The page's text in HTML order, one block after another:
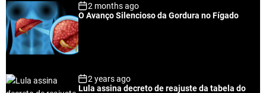
2 months ago
O Avanço Silencioso da Gordura no Fígado
2 years ago
Lula assina decreto de reajuste da tabela do